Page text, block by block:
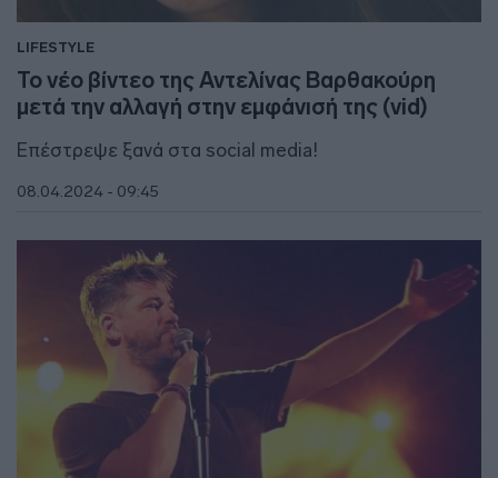
LIFESTYLE
Το νέο βίντεο της Αντελίνας Βαρθακούρη
μετά την αλλαγή στην εμφάνισή της (vid)
Επέστρεψε ξανά στα social media!
08.04.2024 - 09:45